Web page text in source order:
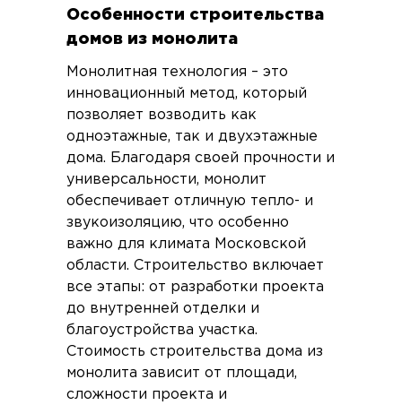
Монолитная технология – это
инновационный метод, который
позволяет возводить как
одноэтажные, так и двухэтажные
дома. Благодаря своей прочности и
универсальности, монолит
обеспечивает отличную тепло- и
звукоизоляцию, что особенно
важно для климата Московской
области. Строительство включает
все этапы: от разработки проекта
до внутренней отделки и
благоустройства участка.
Стоимость строительства дома из
монолита зависит от площади,
сложности проекта и
Особенности строительства
домов из монолита